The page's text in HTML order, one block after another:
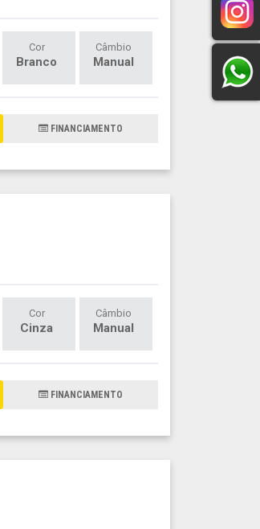
Cor
Branco
Câmbio
Manual
FINANCIAMENTO
Cor
Cinza
Câmbio
Manual
FINANCIAMENTO